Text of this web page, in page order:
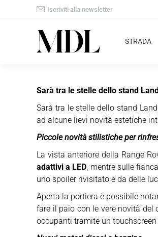
Iscriviti alla newsletter
STRADA
Sarà tra le stelle dello stand
Sarà tra le stelle dello stand
ad alcune lievi novità estetiche
Piccole novità stilistiche per
La vista anteriore della Range
adattivi a LED, mentre sulle
uno spoiler rivisitato e da delle
Aperta la portiera è possibile
fare il paio con le vere novità
occupanti tramite un touchscreen